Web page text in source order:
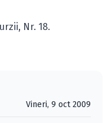
Nr. 18.
Vineri, 9 oct 2009